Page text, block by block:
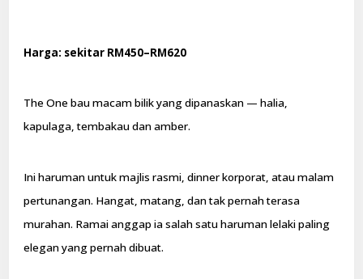
Harga: sekitar RM450–RM620
The One bau macam bilik yang dipanaskan — halia,
kapulaga, tembakau dan amber.
Ini haruman untuk majlis rasmi, dinner korporat, atau malam
pertunangan. Hangat, matang, dan tak pernah terasa
murahan. Ramai anggap ia salah satu haruman lelaki paling
elegan yang pernah dibuat.